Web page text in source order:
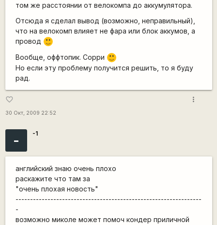
том же расстоянии от велокомпа до аккумулятора.
Отсюда я сделал вывод (возможно, неправильный),
что на велокомп влияет не фара или блок аккумов, а
провод
:)
Вообще, оффтопик. Сорри
:)
Но если эту проблему получится решить, то я буду
рад.
favorite_border
30 Окт, 2009 22:52
more_vert
- -1
английский знаю очень плохо
раскажите что там за
"очень плохая новость"
----------------------------------------------------------------
-
возможно миколе может помоч кондер приличной